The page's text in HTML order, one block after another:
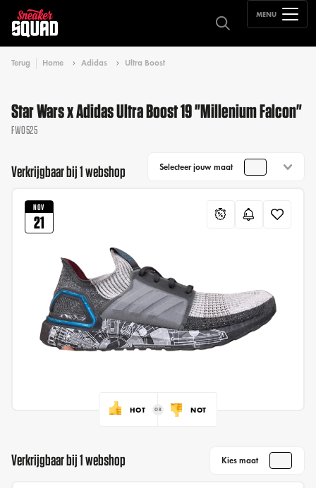
MENU
Terug Home Adidas Ultra Boost
Star Wars x Adidas Ultra Boost 19 "Millenium Falcon"
FW0525
Verkrijgbaar bij 1 webshop Selecteer jouw maat
NOV
21
HOT NOT
Verkrijgbaar bij 1 webshop Kies maat